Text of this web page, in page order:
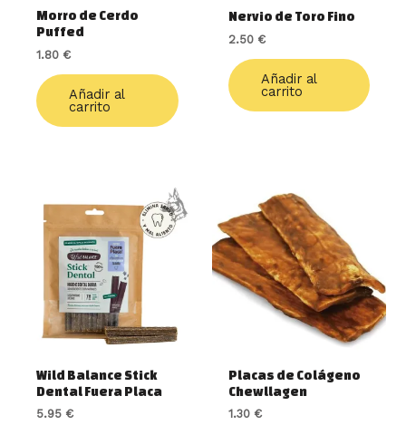
Morro de Cerdo
Puffed
1.80 €
Añadir al
carrito
Nervio de Toro Fino
2.50 €
Añadir al
carrito
Wild Balance Stick
Dental Fuera Placa
5.95 €
Placas de Colágeno
Chewllagen
1.30 €
Las
se